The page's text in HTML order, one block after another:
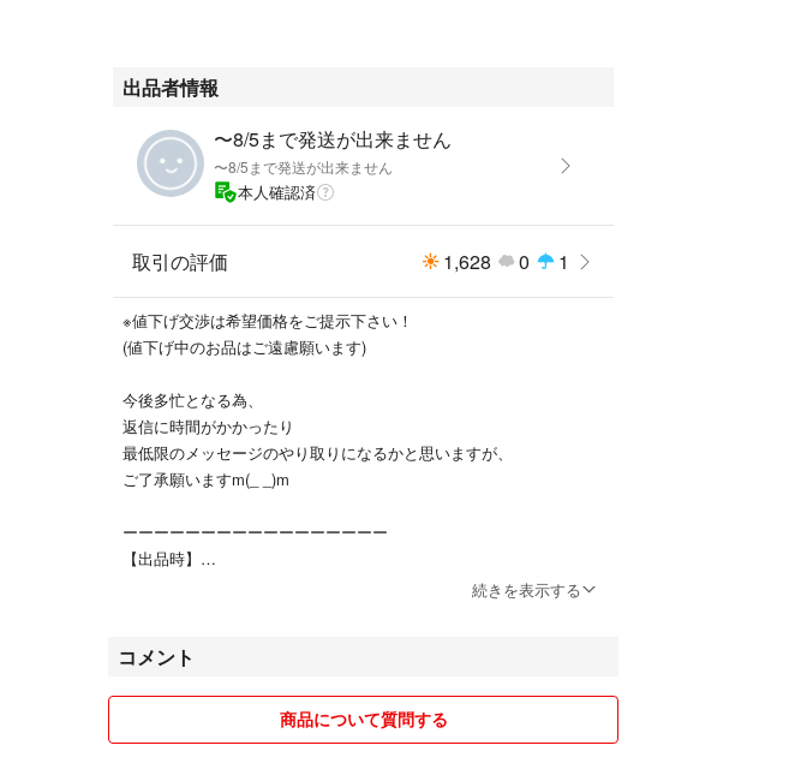
カラー/ブラック
※素人による平置き採寸の為、参考程度に。
脇下身幅/約92〜97cm位まで多少伸縮性あり
ポケット上部の身幅/約92〜98cm位まで多少伸縮性あり
アームホール/約48cm
素材/画像参照
新品ではないので多少着用感はあるかもしれませんが、
"目立った傷や汚れ無し"を選択するほどの着用感は無いかとも思いま
すが、
クレーム対策の為そちらを選択しています。
新品ではなく中古品で、
1/3以下の価格で出品しています‼︎
定価でご購入下さい‼︎
出品者情報
〜8/5まで発送が出来ません
〜8/5まで発送が出来ません
本人確認済
取引の評価 1,628 0 1
※値下げ交渉は希望価格をご提示下さい！
(値下げ中のお品はご遠慮願います)
今後多忙となる為、
返信に時間がかかったり
最低限のメッセージのやり取りになるかと思いますが、
ご了承願いますm(_ _)m
ーーーーーーーーーーーーーーーーー
【出品時】
ンセル・ブロックさせて頂きます。
・学校送迎のため枚数が多い・家族の品もある為、
全ての商品の購入時期・場所・金額を把握しておりません。
続きを表示する
コメント
商品について質問する